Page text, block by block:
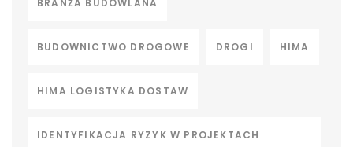
BRANŻA BUDOWLANA
BUDOWNICTWO DROGOWE DROGI HIMA
HIMA LOGISTYKA DOSTAW
IDENTYFIKACJA RYZYK W PROJEKTACH